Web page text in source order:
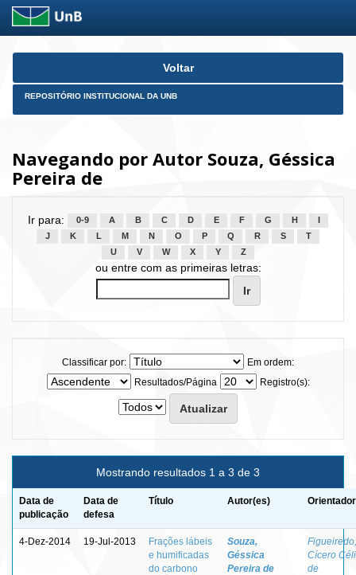
Skip
Voltar
REPOSITÓRIO INSTITUCIONAL DA UNB
Navegando por Autor Souza, Géssica
Pereira de
Ir para: 0-9 A B C D E F G H
J
K L M N O P Q R S
T
U
V W X Y Z
ou entre com as primeiras letras:
Classificar por:
Em ordem:
Resultados/Página
Registro(s):
Mostrando resultados 1 a 3 de 3
Data de
publicação
Data de
defesa
Título Autor(es)
4-Dez-2014 19-Jul-2013
Frações lábeis
e humificadas
do carbono
Souza,
Géssica
Pereira de
Figueiredo,
Cícero
de